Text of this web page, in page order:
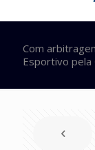
Com
Esportivo pela